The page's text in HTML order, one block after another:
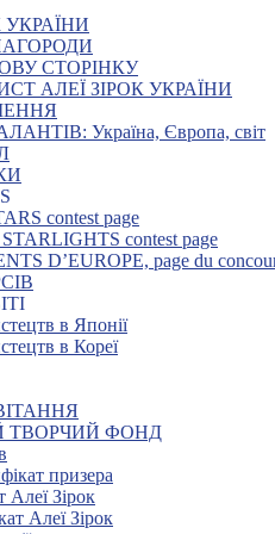
УКРАЇНИ
СТОРІНКУ
АЛЕЇ ЗІРОК УКРАЇНИ
Україна, Європа, світ
contest page
contest page
D’EUROPE, page du
в Японії
в Кореї
ТВОРЧИЙ ФОНД
призера
Алеї Зірок
Алеї Зірок